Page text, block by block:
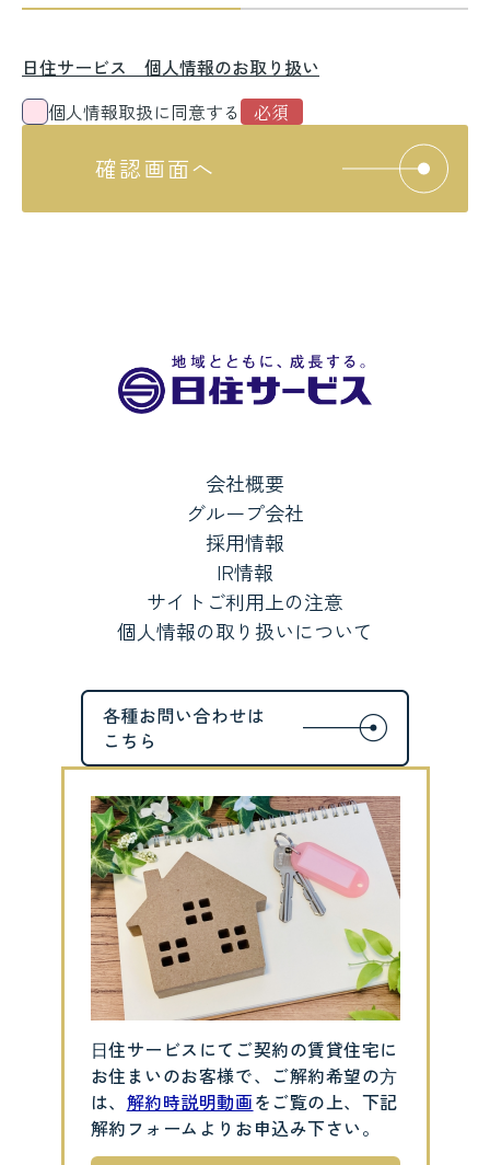
日住サービス 個人情報のお取り扱い
個人情報取扱に同意する
確認画面へ
会社概要
グループ会社
採用情報
IR情報
サイトご利用上の注意
個人情報の取り扱いについて
⽇住サービスにてご契約の賃貸住宅に
お住まいのお客様で、ご解約希望の⽅
は、 解約時説明動画をご覧の上、下記
解約フォームよりお申込み下さい。